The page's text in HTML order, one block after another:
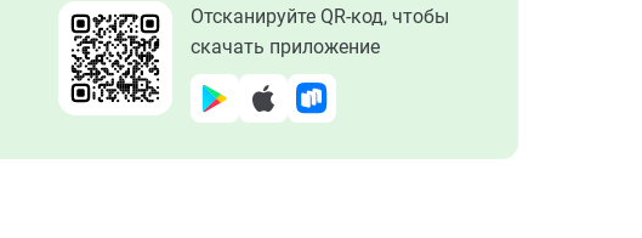
Отсканируйте QR-код, чтобы
скачать приложение